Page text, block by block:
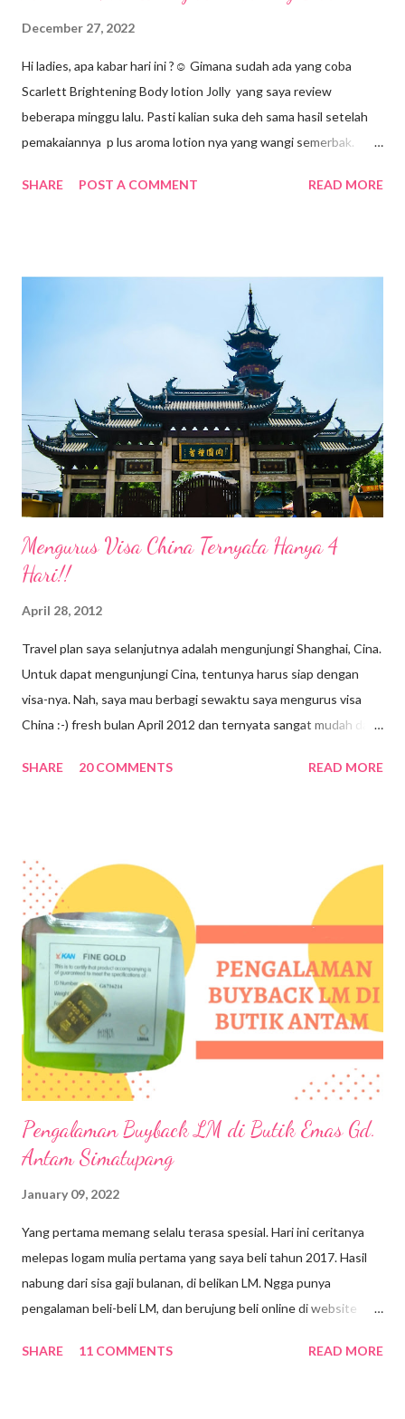
December 27, 2022
Hi ladies, apa kabar hari ini ?☺️ Gimana sudah ada yang coba
Scarlett Brightening Body lotion Jolly yang saya review
beberapa minggu lalu. Pasti kalian suka deh sama hasil setelah
pemakaiannya p lus aroma lotion nya yang wangi semerbak.
ini saya akan mereview tentang body serum-nya. Mungkin tidak
alasannya ? Jadi, tak hanya kulit wajah ladies saja yang butuh
serum, kesehatan kulit tubuh juga perlu diperhatikan. Body
serum menjadi salah satu produk body care yang harus ada
dalam list kebutuhan kamu. Ladies, berbeda dengan body lotion,
menggunakan body serum akan membantu memberikan nutrisi
lebih baik agar kecantikan kulit tetap terjaga. Apalagi saat ini
saya berdomisili di Ubud, Bali de...
SHARE POST A COMMENT READ MORE
Mengurus Visa China Ternyata Hanya 4
Hari!!
April 28, 2012
Travel plan saya selanjutnya adalah mengunjungi Shanghai, Cina.
Untuk dapat mengunjungi Cina, tentunya harus siap dengan
visa-nya. Nah, saya mau berbagi sewaktu saya mengurus visa
China :-) fresh bulan April 2012 dan ternyata sangat mudah dan
sangat interest sekali searching informasi. Untuk website
visa apa yang mau kamu ambil dan tujuannya untuk apa, lihat di
sini JENIS-JENIS VISA CHINA & PERSYARATAN Kalau saya
tujuannya untuk traveling biasa, jadi saya ambil Tourism and
family visit visa (L-Visa) Isi formulir permohonan dengan lengkap ,
kamu bisa download VISA APPLICATION FORM atau bisa
langsung APPLY ONLINE . Kalau saya pribadi, sudah apply
online, jadi isi data via online, setelah data lengkap dan ters...
SHARE 20 COMMENTS READ MORE
Pengalaman Buyback LM di Butik Emas Gd.
Antam Simatupang
January 09, 2022
Yang pertama memang selalu terasa spesial. Hari ini ceritanya
melepas logam mulia pertama yang saya beli tahun 2017. Hasil
nabung dari sisa gaji bulanan, di belikan LM. Ngga punya
pengalaman beli-beli LM, dan berujung beli online di website
terpisah, seberat 10 gram, seharga Rp 5.698.000,-. Itupun masih
SHARE 11 COMMENTS READ MORE